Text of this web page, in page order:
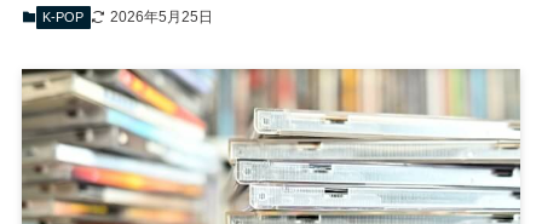
K-POP 2026年5月25日